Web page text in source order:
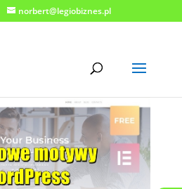
norbert@legiobiznes.pl